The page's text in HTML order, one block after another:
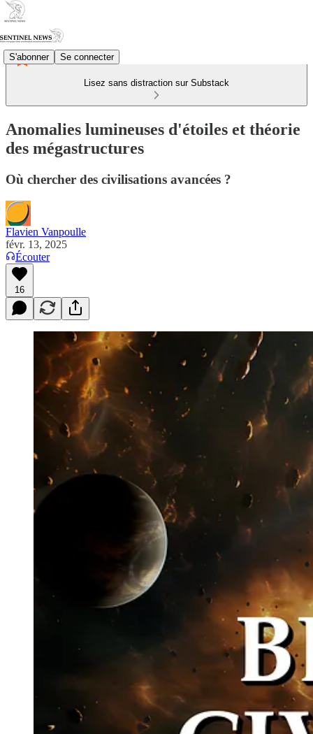
S'abonner Se connecter
Lisez sans distraction sur Substack
Anomalies lumineuses d'étoiles et théorie
des mégastructures
Où chercher des civilisations avancées ?
Flavien Vanpoulle
févr. 13, 2025
Écouter
16